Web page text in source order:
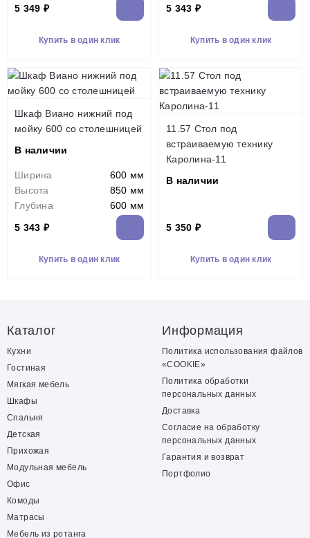
5 349 ₽
Купить в один клик
5 343 ₽
Купить в один клик
Шкаф Виано нижний под
мойку 600 со столешницей
В наличии
Ширина
600 мм
Высота
850 мм
Глубина
600 мм
5 343 ₽
Купить в один клик
11.57 Стол под
встраиваемую технику
Каролина-11
В наличии
5 350 ₽
Купить в один клик
Каталог
Кухни
Гостиная
Мягкая мебель
Шкафы
Спальня
Детская
Прихожая
Модульная мебель
Офис
Комоды
Матрасы
Мебель из ротанга
Информация
Политика использования файлов
«COOKIE»
Политика обработки
персональных данных
Доставка
Согласие на обработку
персональных данных
Гарантия и возврат
Портфолио